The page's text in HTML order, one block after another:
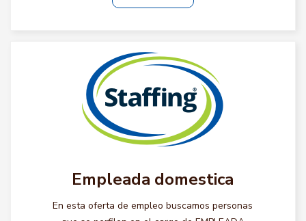
Empleada domestica
En esta oferta de empleo buscamos personas